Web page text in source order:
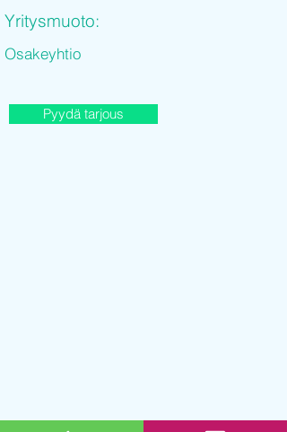
Yritysmuoto:
Osakeyhtio
Pyydä tarjous